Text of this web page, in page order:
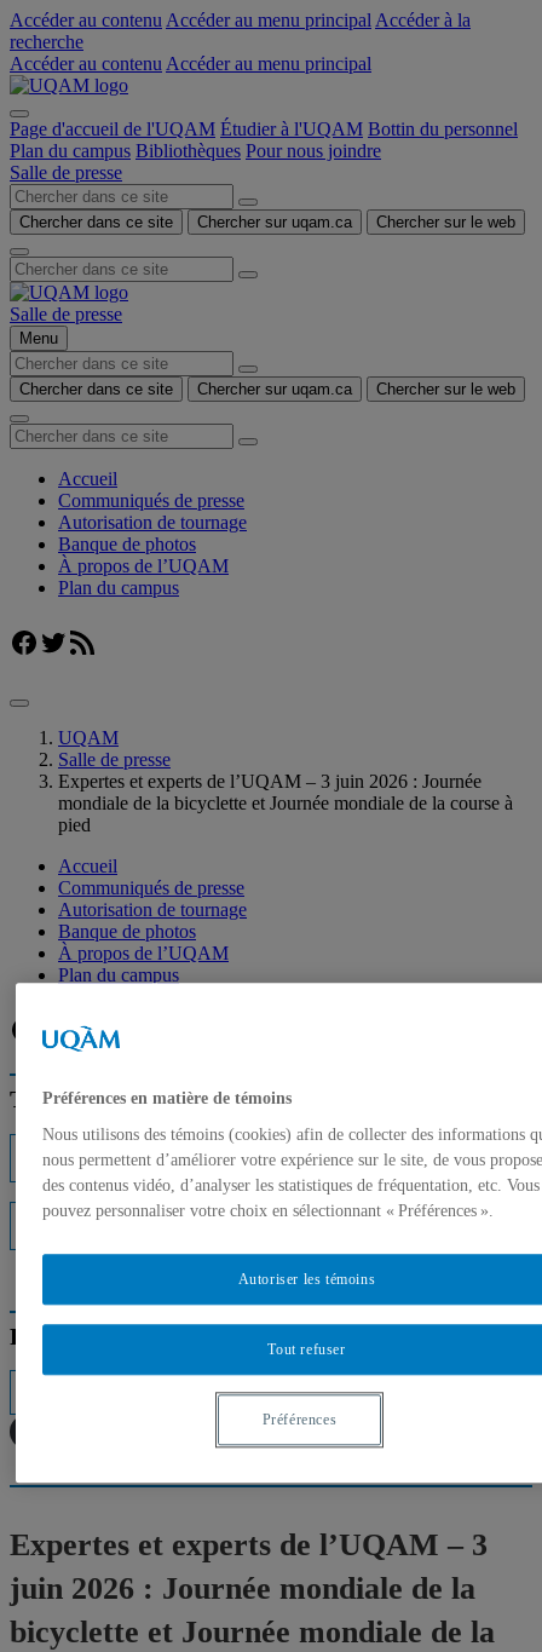
Accéder au contenu Accéder au menu principal Accéder à la
recherche
Accéder au contenu Accéder au menu principal
Page d'accueil de l'UQAM Étudier à l'UQAM Bottin du personnel
Plan du campus Bibliothèques Pour nous joindre
Salle de presse
Chercher dans ce site Chercher sur uqam.ca Chercher sur le web
Salle de presse
Menu
Chercher dans ce site Chercher sur uqam.ca Chercher sur le web
Accueil
Communiqués de presse
Autorisation de tournage
Banque de photos
À propos de l’UQAM
Plan du campus
Facebook
Twitter
Flux RSS
UQAM
Salle de presse
Expertes et experts de l’UQAM – 3 juin 2026 : Journée
mondiale de la bicyclette et Journée mondiale de la course à
pied
Accueil
Communiqués de presse
Autorisation de tournage
Banque de photos
À propos de l’UQAM
Plan du campus
Facebook
Twitter
Flux RSS
Trouver un expert
Listes d'experts
Interventions médiatiques
Répertoire des professeurs
Expertes et experts de l’UQAM – 3
juin 2026 : Journée mondiale de la
bicyclette et Journée mondiale de la
Préférences en matière de témoins
Nous utilisons des témoins (cookies) afin de collecter des informations
nous permettent d’améliorer votre expérience sur le site, de vous
des contenus vidéo, d’analyser les statistiques de fréquentation, etc. Vous
pouvez personnaliser votre choix en sélectionnant « Préférences ».
Tout refuser
Autoriser les témoins
Préférences